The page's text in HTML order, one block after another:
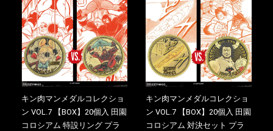
キン肉マンメダルコレクショ
ン VOL.7 【BOX】20個入 田園
コロシアム 特設リング プラ
キン肉マンメダルコレクショ
ン VOL.7 【BOX】20個入 田園
コロシアム 対決セット プラ